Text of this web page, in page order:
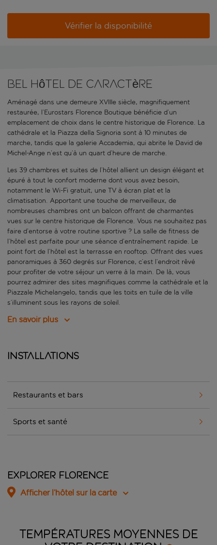
Vérifier la disponibilité
Bel hôtel de caractère
Aménagé dans une demeure XVIIIe siècle, magnifiquement
restaurée, l’Eurostars Florence Boutique bénéficie d’un
emplacement de choix dans le centre historique de Florence. La
cathédrale et la Piazza della Signoria sont à 10 minutes de
marche, tandis que la galerie Accademia, qui abrite le David de
Michel-Ange n’est qu’à un quart d’heure de marche.
Les 39 chambres et suites de l’hôtel allient un design élégant et
épuré à tout le confort moderne dont vous avez besoin,
notamment le Wi-Fi gratuit, une TV à écran plat et la
climatisation. Apportant une touche de merveilleux, de
nombreuses chambres ont un balcon offrant de charmantes
vues sur le centre historique de Florence. Vous ne souhaitez pas
faire d’entorse à votre routine sportive ? La salle de fitness de
l’hôtel est parfaite pour une séance d’entraînement rapide. Le
point fort de l’hôtel est la terrasse en rooftop. Offrant des vues
panoramiques à 360 degrés sur Florence, c’est l’endroit rêvé
pour profiter de votre séjour un verre à la main. De là, vous
pourrez admirer des sites magnifiques comme la cathédrale et la
Piazzale Michelangelo, tandis que les toits en tuile de la ville
s’illuminent sous les rayons de soleil.
En savoir plus
Installations
Restaurants et bars
Sports et santé
Explorer Florence
Afficher l’hôtel sur la carte
TEMPÉRATURES MOYENNES DE